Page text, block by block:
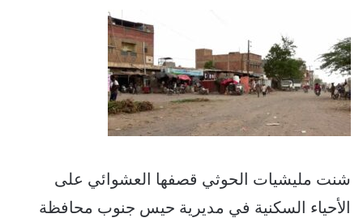
شنت مليشيات الحوثي قصفها العشوائي على
الأحياء السكنية في مديرية حيس جنوب محافظة